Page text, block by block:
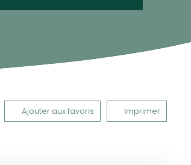
Ajouter aux favoris Imprimer